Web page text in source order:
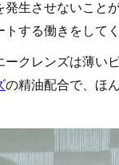
発生させないこと
する働きをして
クレンズは薄い
の精油配合で、ほ